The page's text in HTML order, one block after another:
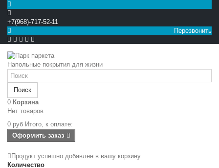
+7(968)-717-52-11
Перезвонить
 
Напольные покрытия для жизни
Поиск
0 Корзина
Нет товаров
0 руб Итого, к оплате:
Оформить заказ
Продукт успешно добавлен в вашу корзину
Количество